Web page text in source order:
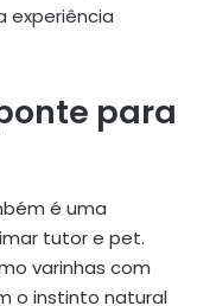
experiência
para
é uma
tutor e pet.
varinhas com
o instinto natural